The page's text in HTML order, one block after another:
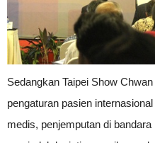
Sedangkan Taipei Show
pengaturan pasien
medis, penjemputan di